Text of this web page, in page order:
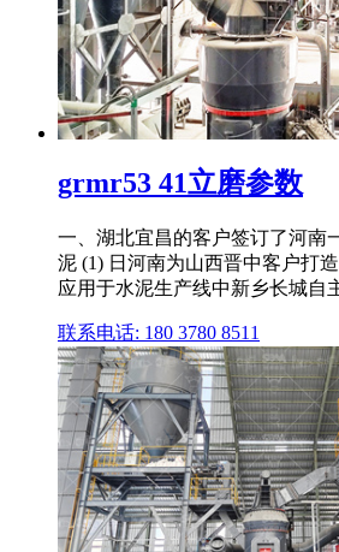
grmr53 41立磨参数
一、湖北宜昌的客户签订了河南
泥 (1) 日河南为山西晋中客户打
应用于水泥生产线中新乡长城自
联系电话: 180 3780 8511